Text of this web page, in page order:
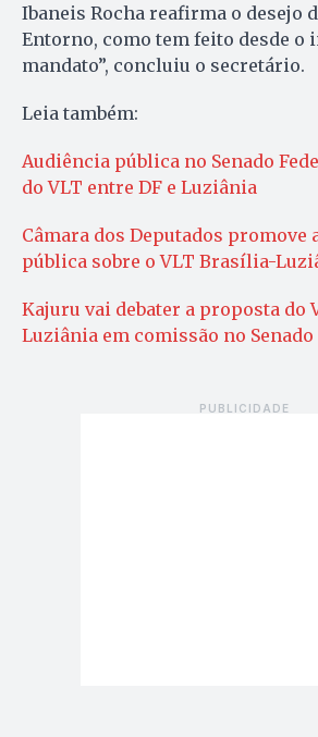
Ibaneis Rocha reafirma o desejo
Entorno, como tem feito desde o
mandato”, concluiu o secretário.
Leia também:
Audiência pública no Senado
do VLT entre DF e Luziânia
Câmara dos Deputados promove
pública sobre o VLT Brasília-
Kajuru vai debater a proposta do
Luziânia em comissão no Senado